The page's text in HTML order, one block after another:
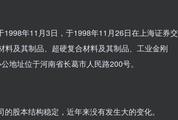
年11月3日，于1998年11月26日在上海证券交
及其制品、超硬复合材料及其制品、工业金刚
地址位于河南省长葛市人民路200号。
股本结构稳定，近年来没有发生大的变化。